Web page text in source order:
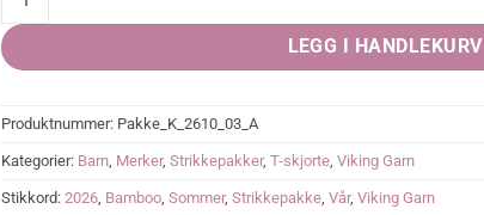
LEGG I HANDLEKURV
Produktnummer: Pakke_K_2610_03_A
Kategorier: Barn Merker, Strikkepakker, T-skjorte Viking Garn
Stikkord: 2026 Bamboo Sommer, Strikkepakke Vår, Viking Garn